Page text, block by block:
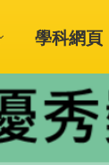
學科網頁